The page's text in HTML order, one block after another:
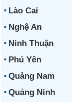
Lào Cai
Nghệ An
Ninh Thuận
Phú Yên
Quảng Nam
Quảng Ninh